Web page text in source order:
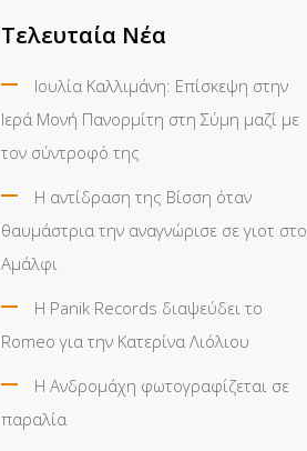
Τελευταία Νέα
Ιουλία Καλλιμάνη: Επίσκεψη στην
Ιερά Μονή Πανορμίτη στη Σύμη μαζί με
τον σύντροφό της
Η αντίδραση της Βίσση όταν
θαυμάστρια την αναγνώρισε σε γιοτ στο
Αμάλφι
Η Panik Records διαψεύδει το
Romeo για την Κατερίνα Λιόλιου
Η Ανδρομάχη φωτογραφίζεται σε
παραλία